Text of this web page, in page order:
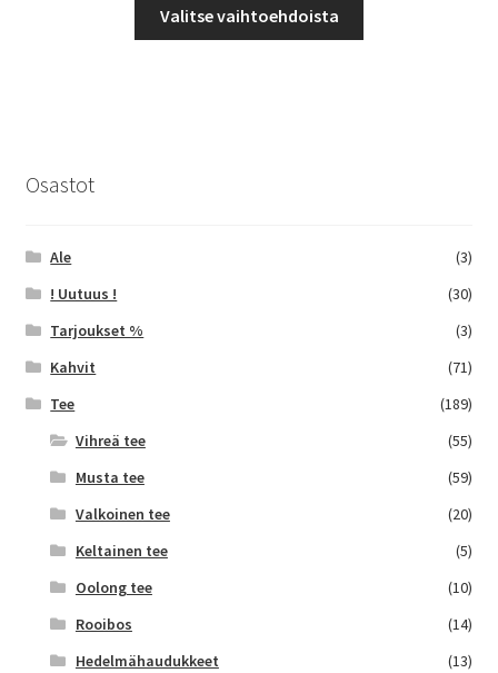
-
60,00 €
Valitse vaihtoehdoista
Osastot
Ale
(3)
! Uutuus !
(30)
Tarjoukset %
(3)
Kahvit
(71)
Tee
(189)
Vihreä tee
(55)
Musta tee
(59)
Valkoinen tee
(20)
Keltainen tee
(5)
Oolong tee
(10)
Rooibos
(14)
Hedelmähaudukkeet
(13)